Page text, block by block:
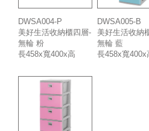
DWSA004-P
美好生活收納櫃四層-
無輪 粉
長458x寬400x高
DWSA005-B
美好生活收納
無輪 藍
長458x寬400x